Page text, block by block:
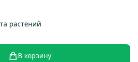
растений
В корзину